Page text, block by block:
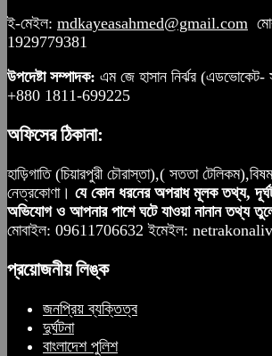
ই-মেইল: mdkayeasahmed@gmail.com
1929779381
উপদেষ্টা সম্পাদক: এম জে হাসান নির্ঝর (এডভোকেট-
+880 1811-699225
অফিসের ঠিকানা:
হাড়িগাতি (চিয়ারপুরী চৌরাস্তা),( সততা
নেত্রকোণা। যে কোন ধরনের অপরাধ মূলক তথ্য,
অভিযোগ ও আপনার পাশে ঘটে যাওয়া নানান তথ্য
মোবাইল: 09611706632 ইমেইল:
প্রয়োজনীয় লিঙ্ক
জনপ্রিয় ব্যক্তিত্ব
দুর্ঘটনা
বাংলাদেশ পুলিশ